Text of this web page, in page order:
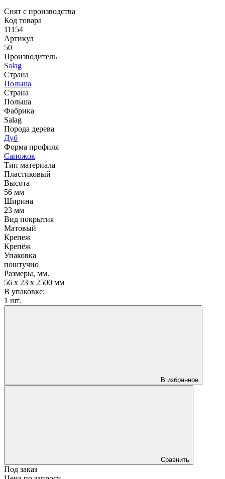
Снят с производства
Код товара
11154
Артикул
50
Производитель
Salag
Страна
Польша
Страна
Польша
Фабрика
Salag
Порода дерева
Дуб
Форма профиля
Сапожок
Тип материала
Пластиковый
Высота
56 мм
Ширина
23 мм
Вид покрытия
Матовый
Крепеж
Крепёж
Упаковка
поштучно
Размеры, мм.
56 х 23 х 2500 мм
В упаковке:
1 шт.
В избранное
Сравнить
Под заказ